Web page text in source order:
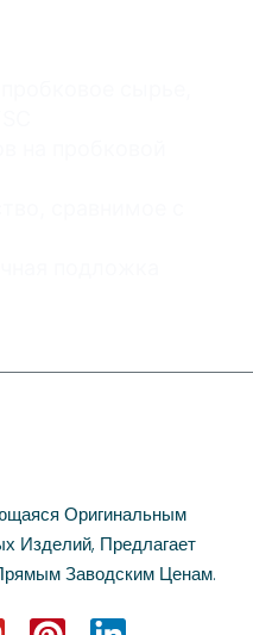
сырье,
на пробковой
сравнимое с
подложка
Оригинальным
Изделий, Предлагает
Заводским Ценам.